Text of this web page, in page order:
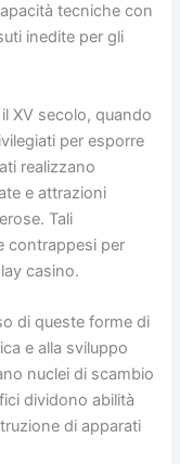
tecniche con
inedite per gli
XV secolo, quando
per esporre
realizzano
e attrazioni
Tali
contrappesi per
casino.
di queste forme di
e alla sviluppo
nuclei di scambio
dividono abilità
di apparati